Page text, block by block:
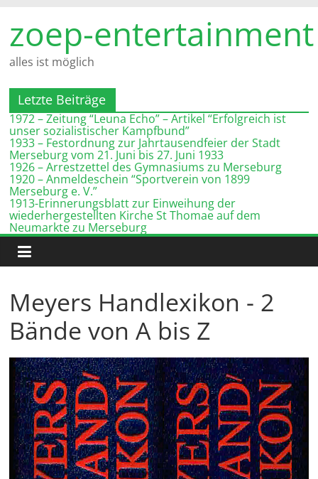
Inhalt
springen
zoep-entertainment
alles ist möglich
Letzte Beiträge
1972 – Zeitung “Leuna Echo” – Artikel “Erfolgreich ist
unser sozialistischer Kampfbund”
1933 – Festordnung zur Jahrtausendfeier der Stadt
Merseburg vom 21. Juni bis 27. Juni 1933
1926 – Arrestzettel des Gymnasiums zu Merseburg
1920 – Anmeldeschein “Sportverein von 1899
Merseburg e. V.”
1913-Erinnerungsblatt zur Einweihung der
wiederhergestellten Kirche St Thomae auf dem
Neumarkte zu Merseburg
Meyers Handlexikon - 2
Bände von A bis Z